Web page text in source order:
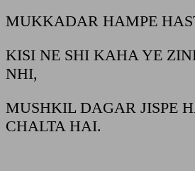
MUKKADAR HAMPE
KISI NE SHI KAHA YE
NHI,
MUSHKIL DAGAR JISPE
CHALTA HAI.